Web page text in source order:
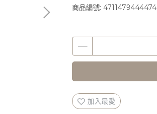
商品編號: 4711479444474
加入最愛